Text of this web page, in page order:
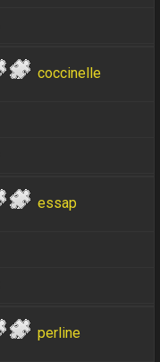
coccinelle
essap
perline